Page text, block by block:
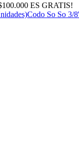
ES GRATIS!
Codo So So 3/